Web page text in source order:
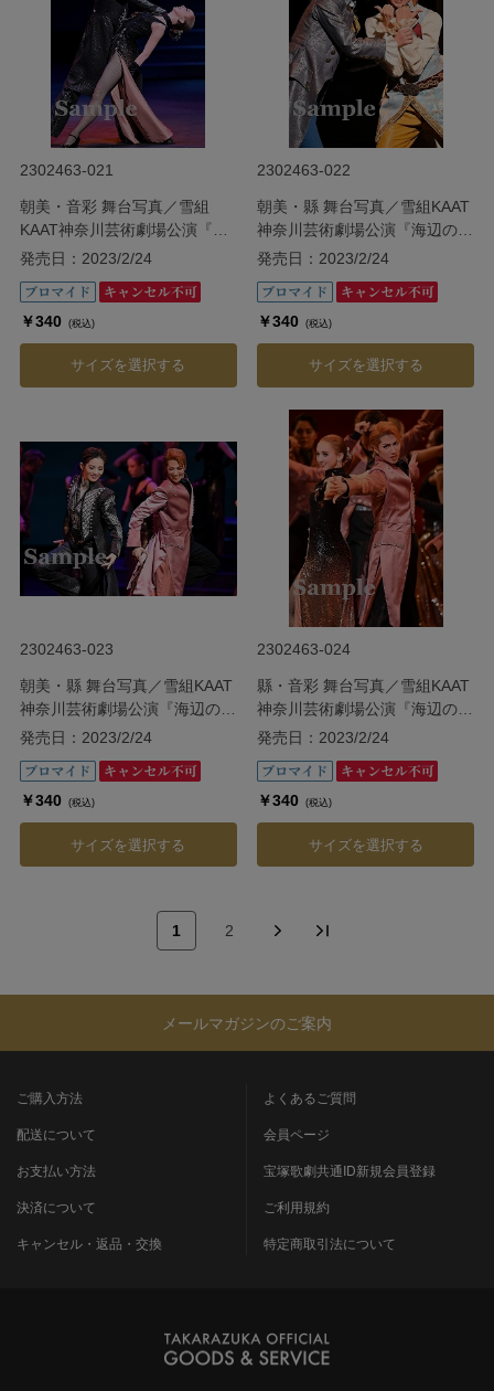
2302463-021
朝美・音彩 舞台写真／雪組
KAAT神奈川芸術劇場公演『海
辺のストルーエンセ』
発売日：2023/2/24
￥340 (税込)
サイズを選択する
2302463-022
朝美・縣 舞台写真／雪組KAAT
神奈川芸術劇場公演『海辺のス
トルーエンセ』
発売日：2023/2/24
￥340 (税込)
サイズを選択する
2302463-023
朝美・縣 舞台写真／雪組KAAT
神奈川芸術劇場公演『海辺のス
トルーエンセ』
発売日：2023/2/24
￥340 (税込)
サイズを選択する
2302463-024
縣・音彩 舞台写真／雪組KAAT
神奈川芸術劇場公演『海辺のス
トルーエンセ』
発売日：2023/2/24
￥340 (税込)
サイズを選択する
1 2
メールマガジンのご案内
ご購入方法
配送について
お支払い方法
決済について
キャンセル・返品・交換
よくあるご質問
会員ページ
宝塚歌劇共通ID新規会員登録
ご利用規約
特定商取引法について